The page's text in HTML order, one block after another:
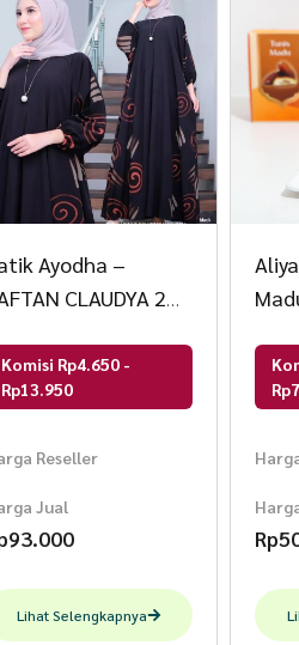
Ayodha –
CLAUDYA 2
Komisi Rp4.650 -
Rp13.950
Reseller
Jual
93.000
Lihat Selengkapnya
Rp